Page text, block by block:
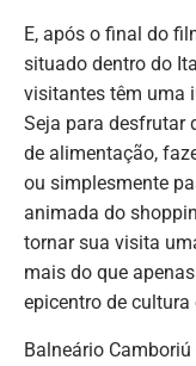
E, após o final do
situado dentro do
visitantes têm uma
Seja para desfrutar
de alimentação,
ou simplesmente
animada do
tornar sua visita
mais do que
epicentro de
Balneário